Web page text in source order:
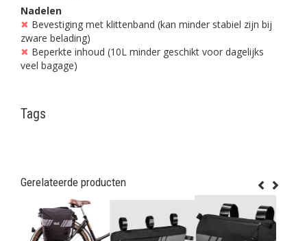
Nadelen
✖ Bevestiging met klittenband (kan minder stabiel zijn bij
zware belading)
✖ Beperkte inhoud (10L minder geschikt voor dagelijks
veel bagage)
Tags
Gerelateerde producten